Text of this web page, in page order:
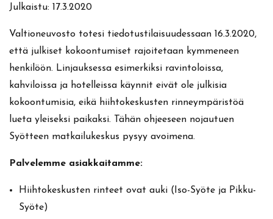
Julkaistu: 17.3.2020
Valtioneuvosto totesi tiedotustilaisuudessaan 16.3.2020,
että julkiset kokoontumiset rajoitetaan kymmeneen
henkilöön. Linjauksessa esimerkiksi ravintoloissa,
kahviloissa ja hotelleissa käynnit eivät ole julkisia
kokoontumisia, eikä hiihtokeskusten rinneympäristöä
lueta yleiseksi paikaksi. Tähän ohjeeseen nojautuen
Syötteen matkailukeskus pysyy avoimena.
Palvelemme asiakkaitamme:
Hiihtokeskusten rinteet ovat auki (Iso-Syöte ja Pikku-
Syöte)